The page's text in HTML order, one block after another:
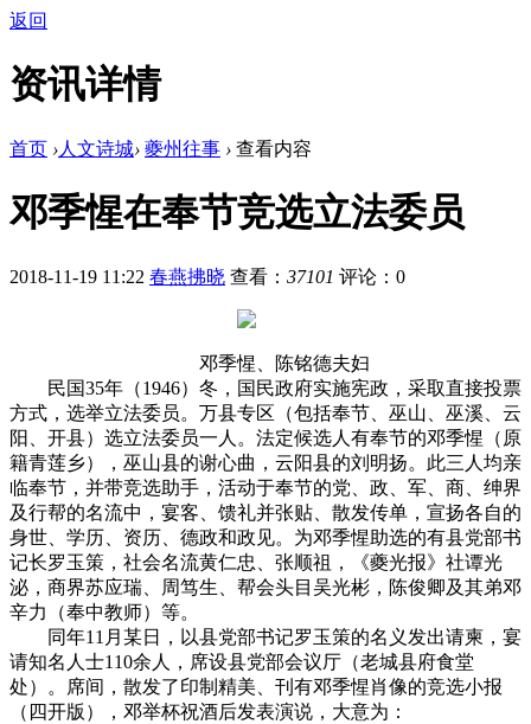
返回
资讯详情
首页 ›人文诗城› 夔州往事 › 查看内容
邓季惺在奉节竞选立法委员
2018-11-19 11:22 春燕拂晓 查看： 37101 评论：0
邓季惺、陈铭德夫妇
民国35年（1946）冬，国民政府实施宪政，采取直接投票
方式，选举立法委员。万县专区（包括奉节、巫山、巫溪、云
阳、开县）选立法委员一人。法定候选人有奉节的邓季惺（原
籍青莲乡），巫山县的谢心曲，云阳县的刘明扬。此三人均亲
临奉节，并带竞选助手，活动于奉节的党、政、军、商、绅界
及行帮的名流中，宴客、馈礼并张贴、散发传单，宣扬各自的
身世、学历、资历、德政和政见。为邓季惺助选的有县党部书
记长罗玉策，社会名流黄仁忠、张顺祖，《夔光报》社谭光
泌，商界苏应瑞、周笃生、帮会头目吴光彬，陈俊卿及其弟邓
辛力（奉中教师）等。
同年11月某日，以县党部书记罗玉策的名义发出请柬，宴
请知名人士110余人，席设县党部会议厅（老城县府食堂
处）。席间，散发了印制精美、刊有邓季惺肖像的竞选小报
（四开版），邓举杯祝酒后发表演说，大意为：